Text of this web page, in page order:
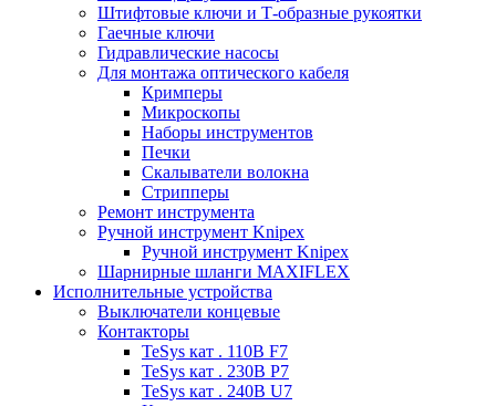
Штифтовые ключи и Т-образные рукоятки
Гаечные ключи
Гидравлические насосы
Для монтажа оптического кабеля
Кримперы
Микроскопы
Наборы инструментов
Печки
Скалыватели волокна
Стрипперы
Ремонт инструмента
Ручной инструмент Knipex
Ручной инструмент Knipex
Шарнирные шланги MAXIFLEX
Исполнительные устройства
Выключатели концевые
Контакторы
TeSys кат . 110В F7
TeSys кат . 230В P7
TeSys кат . 240В U7